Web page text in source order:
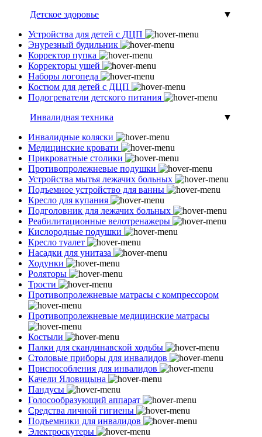
Детское здоровье
▼
Устройства для детей с ДЦП
Энурезный будильник
Корректор пупка
Корректоры ушей
Наборы логопеда
Костюм для детей с ДЦП
Подогреватели детского питания
Инвалидная техника
▼
Инвалидные коляски
Медицинские кровати
Прикроватные столики
Противопролежневые подушки
Устройства мытья лежачих больных
Подъемное устройство для ванны
Кресло для купания
Подголовник для лежачих больных
Реабилитационные велотренажеры
Кислородные подушки
Кресло туалет
Насадки для унитаза
Ходунки
Роляторы
Трости
Противопролежневые матрасы с компрессором
Противопролежневые медицинские матрасы
Костыли
Палки для скандинавской ходьбы
Столовые приборы для инвалидов
Приспособления для инвалидов
Качели Яловицына
Пандусы
Голосообразующий аппарат
Средства личной гигиены
Подъемники для инвалидов
Электроскутеры